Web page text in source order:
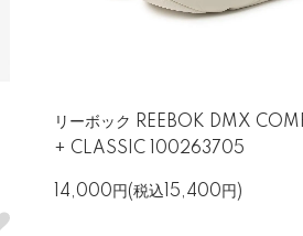
リーボック REEBOK DMX
+ CLASSIC 100263705
14,000円(税込15,400円)